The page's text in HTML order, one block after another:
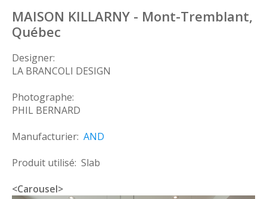
MAISON KILLARNY - Mont-Tremblant,
Québec
Designer:
LA BRANCOLI DESIGN
Photographe:
PHIL BERNARD
Manufacturier: AND
Produit utilisé: Slab
<Carousel>